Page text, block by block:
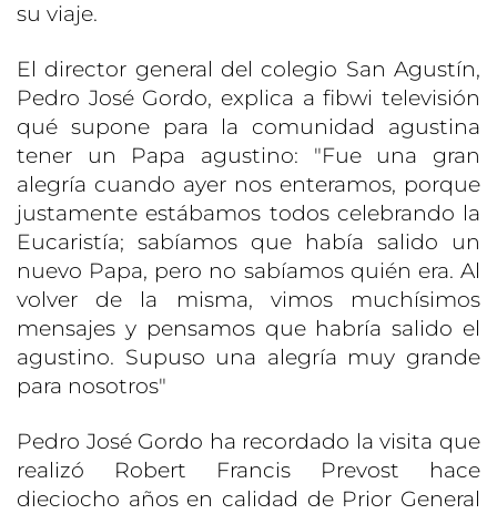
su viaje.
El director general del colegio San Agustín,
Pedro José Gordo, explica a fibwi televisión
qué supone para la comunidad agustina
tener un Papa agustino: "Fue una gran
alegría cuando ayer nos enteramos, porque
justamente estábamos todos celebrando la
Eucaristía; sabíamos que había salido un
nuevo Papa, pero no sabíamos quién era. Al
volver de la misma, vimos muchísimos
mensajes y pensamos que habría salido el
agustino. Supuso una alegría muy grande
para nosotros"
Pedro José Gordo ha recordado la visita que
realizó Robert Francis Prevost hace
dieciocho años en calidad de Prior General